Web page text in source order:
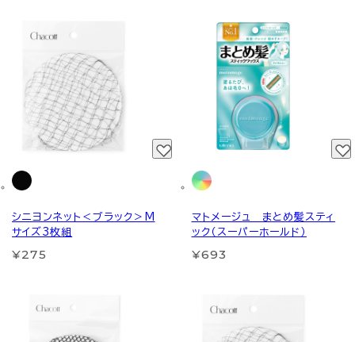
シニヨンネット＜ブラック＞M
サイズ3枚組
¥275
マトメージュ まとめ髪スティ
ック（スーパーホールド）
¥693